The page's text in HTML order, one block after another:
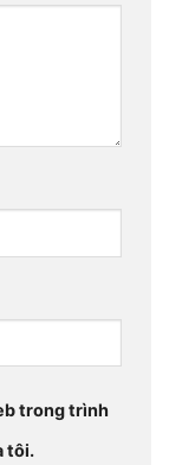
trong trình
tôi.